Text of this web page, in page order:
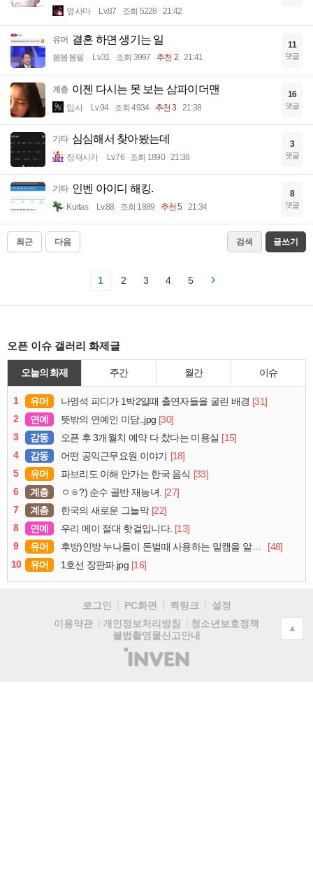
옆사마 Lv.87 조회 5228 21:42
유머 결혼 하면 생기는 일
봄봄봉필 Lv.31 조회 3997 추천 2 21:41
11
댓글
계층 이젠 다시는 못 보는 삼파이더맨
입사 Lv.94 조회 4934 추천 3 21:38
16
댓글
기타 심심해서 찾아봤는데
장재시카 Lv.76 조회 1890 21:38
3
댓글
기타 인벤 아이디 해킹.
Kurtas Lv.88 조회 1889 추천 5 21:34
8
댓글
최근 다음 검색 글쓰기
1 2 3 4 5
오픈 이슈 갤러리 화제글
오늘의 화제 주간 월간 이슈
1 유머 나영석 피디가 1박2일때 출연자들을 굴린 배경 [31]
2
연예 뜻밖의 연예인 미담..jpg [30]
3
감동 오픈 후 3개월치 예약 다 찼다는 미용실 [15]
4
감동 어떤 공익근무요원 이야기 [18]
5
유머 파브리도 이해 안가는 한국 음식 [33]
6
계층 ㅇㅎ?) 순수 골반 재능녀. [27]
7
계층 한국의 새로운 그늘막 [22]
8
연예 우리 메이 절대 핫걸입니다. [13]
9
유머 후방)인방 누나들이 돈벌때 사용하는 밑캠을 알아보자
[48]
10
유머 1호선 장판파.jpg [16]
로그인 PC화면 퀵링크
설정
이용약관
개인정보처리방침
청소년보호정책
불법촬영물신고안내
(주)
인
▲